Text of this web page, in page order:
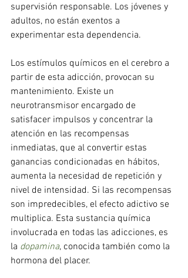
supervisión responsable. Los jóvenes y
adultos, no están exentos a
experimentar esta dependencia.
Los estímulos químicos en el cerebro a
partir de esta adicción, provocan su
mantenimiento. Existe un
neurotransmisor encargado de
satisfacer impulsos y concentrar la
atención en las recompensas
inmediatas, que al convertir estas
ganancias condicionadas en hábitos,
aumenta la necesidad de repetición y
nivel de intensidad. Si las recompensas
son impredecibles, el efecto adictivo se
multiplica. Esta sustancia química
involucrada en todas las adicciones, es
la dopamina, conocida también como la
hormona del placer.